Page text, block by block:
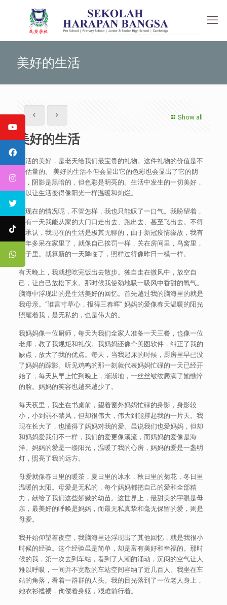
美好的生活
Show all
美好的生活
生活的美好，是老天给我们最宝贵的礼物。这件礼物的价值是不
可估量的。 美好的生活不但会显出它的色彩也会显出了它的阴
影，阴影是黑暗的，但色彩是明亮的。生活中发生的一切美好，
可以让生活变得像阳光一样温暖和灿烂。
对现在的情况呢，不管怎样，我也只能叹了一口气。我盼望着，
总有一天我能从家的大门口走出去、跑出去、甚至飞出去。不得
不承认，我现在的生活是极其无聊的，由于新冠疫情缘故，我有
一年多呆在家里了，就像自己挨罚一样，关在房间里，鸟窝里，
盒子里。就算新的一天降临了，照样过得像昨日一模一样。
有天晚上，我就想吃完饭出去散步。独自走在微风中，放空自
己，让自己放松下来。那时候我使劲地吸一吸风中香甜的氧气。
脑海中浮现出的是生活美好的回忆。首先越过我的脑海里的就是
我母亲。“谁言寸草心，报得三春晖” 妈妈的爱像春天温暖的阳光
照耀着我，是无私的，也是伟大的。
我妈妈像一位厨师，每天为我们全家人准备一天三餐，也像一位
老师，教了我规矩和礼仪。我妈妈还像个美图软件，纠正了我的
缺点，放大了我的优点。每天，当我起床的时候，厨房里早已没
了妈妈的踪影。听见鸡鸣的那一刻就代表妈妈忙碌的一天已经开
始了，每天从早上忙到晚上，渐渐地，一丝丝皱纹爬满了她憔悴
的脸。妈妈的笑容也越来越少了。
每天夜里，我坐在书桌前，望着窗外妈妈忙碌的身影，身影较
小，小到弱不禁风，但却很伟大，伟大到能撑起我的一片天。我
现在长大了，也懂得了妈妈对我的爱。虽说我们也爱妈妈，但却
和妈妈爱我们不一样，我们的爱更像溪流，而妈妈的爱像是海
洋。妈妈的爱是一缕阳光，温暖了我的心房，妈妈的爱是一盏明
灯，照亮了我的远方。
母爱就像春日里的暖茶，夏日里的冰水，秋日里的菊花，冬日里
温暖的太阳。母爱是无私的，每个妈妈都把自己的爱和全部精
力，献给了我们这些娇嫩的幼苗。这世界上，最甜美的字眼是母
亲，最美好的呼唤是妈妈，而最无私真挚和毫无保留的爱，则是
母爱。
我开始仰望着夜空，我脑海里还浮现出了其他回忆，就是我很小
时候的经验。这个经验虽是简单，却是富有美好和幸福的。那时
候的我，第一次去到车站，看到了人潮的涌动，沉闷的空气让人
难以呼吸，一间并不宽敞的车站空间容纳了近几百人。我坐在车
站的角落，看着一群群的人头。我的目光落到了一位老人身上，
她衣衫褴褛，佝偻着身躯，艰难前行着。